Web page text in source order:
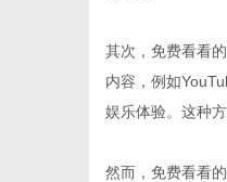
其次，免费看看
内容，例如
娱乐体验。这种
然而，免费看看